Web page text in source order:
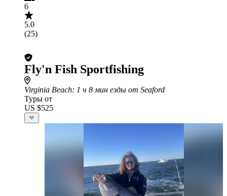
6
5.0
(25)
Fly'n Fish Sportfishing
Virginia Beach: 1 ч 8 мин езды от Seaford
Туры от
US $525